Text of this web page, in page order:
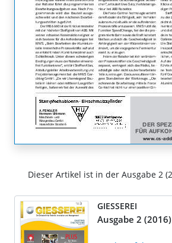
Dieser Artikel ist in der Ausgabe 2
GIESSEREI
Ausgabe 2 (2016)